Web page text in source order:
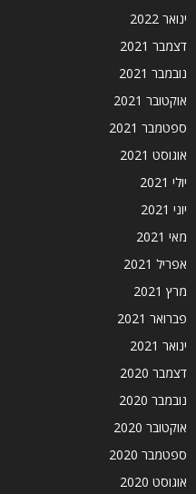
ינואר 2022
דצמבר 2021
נובמבר 2021
אוקטובר 2021
ספטמבר 2021
אוגוסט 2021
יולי 2021
יוני 2021
מאי 2021
אפריל 2021
מרץ 2021
פברואר 2021
ינואר 2021
דצמבר 2020
נובמבר 2020
אוקטובר 2020
ספטמבר 2020
אוגוסט 2020